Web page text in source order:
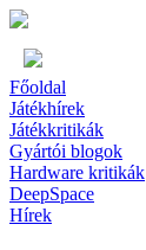
Főoldal
Játékhírek
Játékkritikák
Gyártói blogok
Hardware kritikák
DeepSpace
Hírek